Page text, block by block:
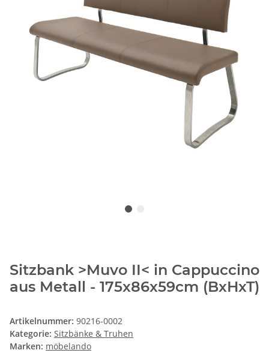
Sitzbank >Muvo II< in Cappuccino
aus Metall - 175x86x59cm (BxHxT)
Artikelnummer: 90216-0002
Kategorie: Sitzbänke & Truhen
Marken: möbelando